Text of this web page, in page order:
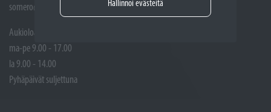
Hallinnoi evästeitä
somero@sporttikone.fi
Aukioloajat
ma-pe 9.00 - 17.00
la 9.00 - 14.00
Pyhäpäivät suljettuna